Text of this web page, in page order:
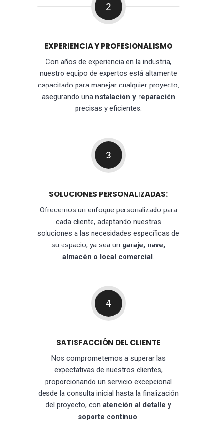
2
EXPERIENCIA Y PROFESIONALISMO
Con años de experiencia en la industria,
nuestro equipo de expertos está altamente
capacitado para manejar cualquier proyecto,
asegurando una nstalación y reparación
precisas y eficientes.
3
SOLUCIONES PERSONALIZADAS:
Ofrecemos un enfoque personalizado para
cada cliente, adaptando nuestras
soluciones a las necesidades específicas de
su espacio, ya sea un garaje, nave,
almacén o local comercial.
4
SATISFACCIÓN DEL CLIENTE
Nos comprometemos a superar las
expectativas de nuestros clientes,
proporcionando un servicio excepcional
desde la consulta inicial hasta la finalización
del proyecto, con atención al detalle y
soporte continuo.